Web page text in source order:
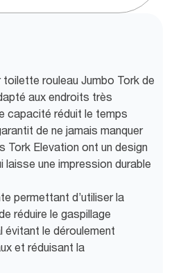
rouleau Jumbo Tork de
aux endroits très
capacité réduit le temps
de ne jamais manquer
Tork Elevation ont un design
une impression durable
permettant d’utiliser la
réduire le gaspillage
évitant le déroulement
et réduisant la